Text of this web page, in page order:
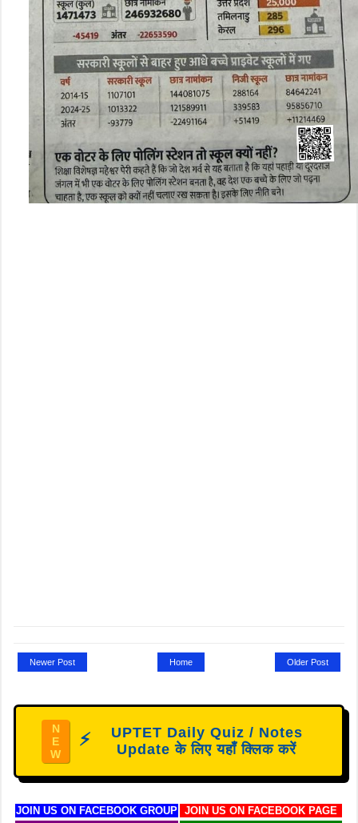
Newer Post Older Post
Home
N
E
W
⚡
UPTET Daily Quiz / Notes
Update के लिए यहाँ क्लिक करें
JOIN US ON FACEBOOK GROUP
JOIN US ON FACEBOOK PAGE